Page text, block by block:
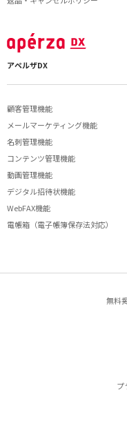
アペルザDX
顧客管理機能
メールマーケティング機能
名刺管理機能
コンテンツ管理機能
動画管理機能
デジタル招待状機能
WebFAX機能
電帳箱（電子帳簿保存法対応）
無料
プ